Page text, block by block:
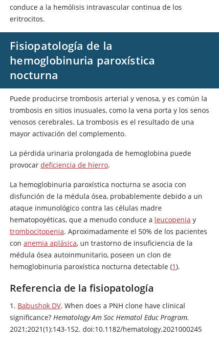
conduce a la hemólisis intravascular continua de los
eritrocitos.
Fisiopatología de la
hemoglobinuria paroxística
nocturna
Puede producirse trombosis arterial y venosa, y es común la
trombosis en sitios inusuales, como la vena porta y los senos
venosos cerebrales. La trombosis es el resultado de una
mayor activación del complemento.
La pérdida urinaria prolongada de hemoglobina puede
provocar deficiencia de hierro.
La hemoglobinuria paroxística nocturna se asocia con
disfunción de la médula ósea, probablemente debido a un
ataque inmunológico contra las células madre
hematopoyéticas, que a menudo conduce a leucopenia y
trombocitopenia. Aproximadamente el 50% de los pacientes
con anemia aplásica, un trastorno de insuficiencia de la
médula ósea autoinmunitario, poseen un clon de
hemoglobinuria paroxística nocturna detectable (1).
Referencia de la fisiopatología
1. Babushok DV. When does a PNH clone have clinical
significance? Hematology Am Soc Hematol Educ Program.
2021;2021(1):143-152. doi:10.1182/hematology.2021000245